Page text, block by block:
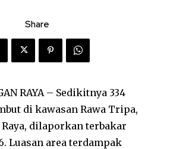
Share
RAYA – Sedikitnya 334
di kawasan Rawa Tripa,
Raya, dilaporkan terbakar
Luasan area terdampak